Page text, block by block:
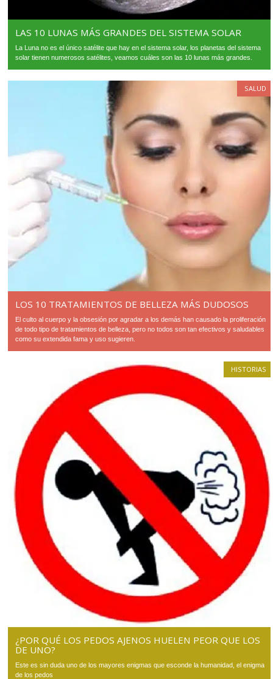
LAS 10 LUNAS MÁS GRANDES DEL SISTEMA SOLAR
La Luna no es el único satélite que hay en el sistema solar, los planetas del sistema
solar tienen numerosos satélites, veamos cuáles son las 10 lunas más grandes.
SALUD
LOS 10 TRATAMIENTOS DE BELLEZA MÁS DUDOSOS
El culto al cuerpo y la obsesión por agradar a los demás han causado la proliferación
de todo tipo de tratamientos de belleza, pero no todos son tan efectivos y saludables
como su extendida fama y uso sugieren.
HISTORIAS
¿POR QUÉ LOS PEDOS AJENOS HUELEN PEOR QUE LOS
DE UNO?
Este es sin duda uno de los mayores enigmas que esconde la humanidad, el enigma
de los pedos